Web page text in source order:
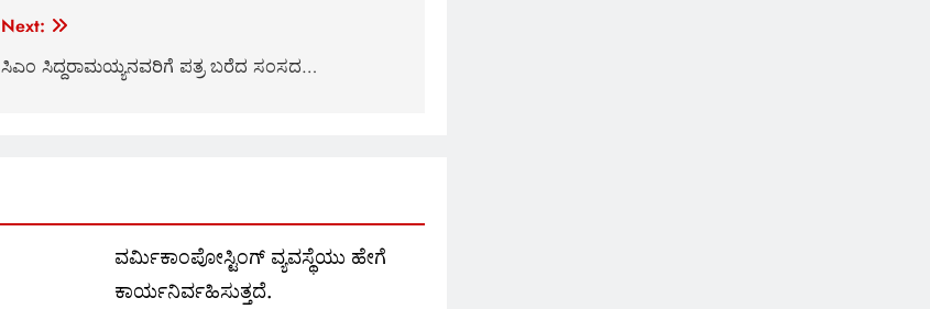
Next:
ಸಿಎಂ ಸಿದ್ದರಾಮಯ್ಯನವರಿಗೆ ಪತ್ರ ಬರೆದ ಸಂಸದ…
ವರ್ಮಿಕಾಂಪೋಸ್ಟಿಂಗ್ ವ್ಯವಸ್ಥೆಯು ಹೇಗೆ
ಕಾರ್ಯನಿರ್ವಹಿಸುತ್ತದೆ.